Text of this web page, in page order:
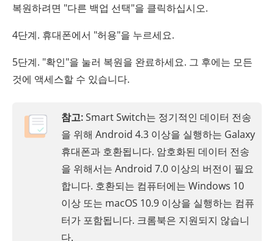
복원하려면 "다른 백업 선택"을 클릭하십시오.
4단계. 휴대폰에서 "허용"을 누르세요.
5단계. "확인"을 눌러 복원을 완료하세요. 그 후에는 모든
것에 액세스할 수 있습니다.
참고:Smart Switch는 정기적인 데이터 전송
을 위해 Android 4.3 이상을 실행하는 Galaxy
휴대폰과 호환됩니다. 암호화된 데이터 전송
을 위해서는 Android 7.0 이상의 버전이 필요
합니다. 호환되는 컴퓨터에는 Windows 10
이상 또는 macOS 10.9 이상을 실행하는 컴퓨
터가 포함됩니다. 크롬북은 지원되지 않습니
다.